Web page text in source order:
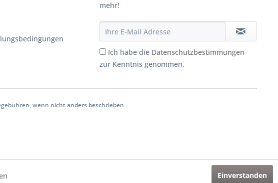
mehr!
Ich habe die Datenschutzbestimmungen
zur Kenntnis genommen.
wenn nicht anders beschrieben
Einverstanden